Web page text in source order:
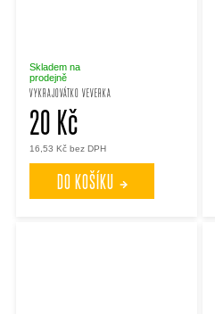
VYKRAJOVÁTKO VEVERKA
Skladem na
prodejně
16,53 Kč bez DPH
20 Kč
DO KOŠÍKU